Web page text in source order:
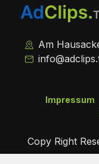
Am
Impressum
Copy Right